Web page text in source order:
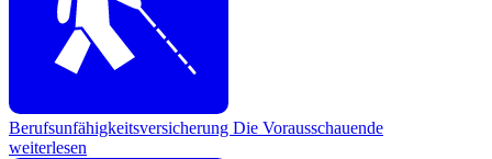
Berufsunfähigkeitsversicherung Die Vorausschauende
weiterlesen